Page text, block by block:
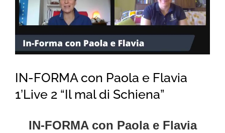
IN-FORMA con Paola e Flavia
1’Live 2 “Il mal di Schiena”
IN-FORMA con Paola e Flavia